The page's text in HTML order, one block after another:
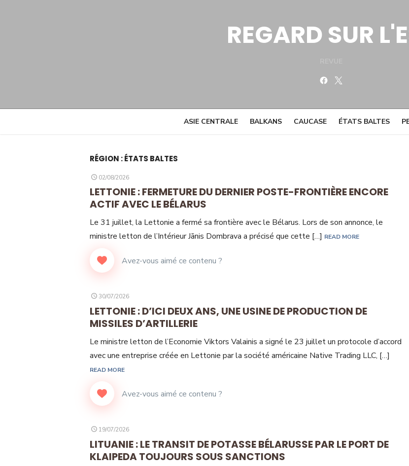
REGARD SUR
Facebook
ASIE CENTRALE BALKANS CAUCASE ÉTATS BALTES
RÉGION :ÉTATS BALTES
POSTED
02/08/2026
LETTONIE : FERMETURE DU DERNIER POSTE-FRONTIÈRE ENCORE
ACTIF AVEC LE BÉLARUS
Le 31 juillet, la Lettonie a fermé sa frontière avec le Bélarus. Lors de son annonce, le
ministre letton de l’Intérieur Jānis Dombrava a précisé que cette […] READ MORE
POSTED
30/07/2026
LETTONIE : D’ICI DEUX ANS, UNE USINE DE PRODUCTION DE
MISSILES D’ARTILLERIE
Le ministre letton de l’Economie Viktors Valainis a signé le 23 juillet un protocole d’accord
avec une entreprise créée en Lettonie par la société américaine Native Trading LLC, […]
READ MORE
POSTED
19/07/2026
LITUANIE : LE TRANSIT DE POTASSE BÉLARUSSE PAR LE PORT DE
KLAIPEDA TOUJOURS SOUS SANCTIONS